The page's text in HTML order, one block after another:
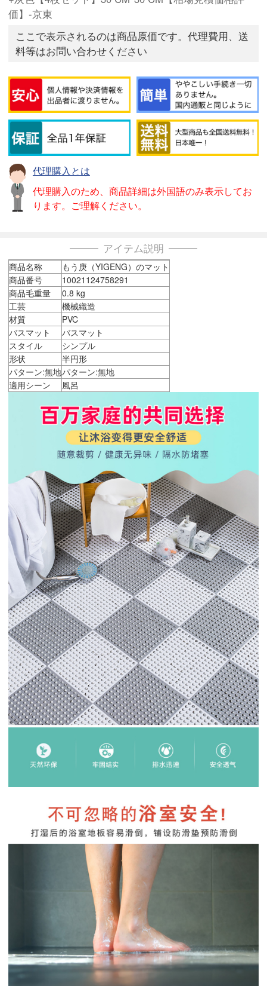
価】-京東
ここで表示されるのは商品原価です。代理費用、送
料等はお問い合わせください
代理購入とは
代理購入のため、商品詳細は外国語のみ表示してお
ります。ご理解ください。
アイテム説明
商品名称
もう庚（YIGENG）のマット
商品番号
10021124758291
商品毛重量
0.8 kg
工芸
機械織造
材質
PVC
バスマット
バスマット
スタイル
シンプル
形状
半円形
パターン:無地パターン:無地
適用シーン
風呂